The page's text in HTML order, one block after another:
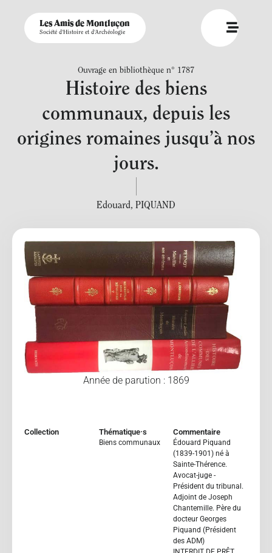
Les Amis de Montluçon
Société d'Histoire et d'Archéologie
Ouvrage en bibliothèque n° 1787
Histoire des biens
communaux, depuis les
origines romaines jusqu’à nos
jours.
Edouard, PIQUAND
Année de parution : 1869
Collection Thématique·s
Biens communaux
Commentaire
Édouard Piquand
(1839-1901) né à
Sainte-Thérence.
Avocat-juge -
Président du tribunal.
Adjoint de Joseph
Chantemille. Père du
docteur Georges
Piquand (Président
des ADM)